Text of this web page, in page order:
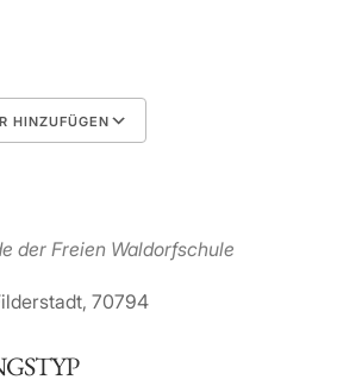
HINZUFÜGEN
der Freien Waldorfschule
70794